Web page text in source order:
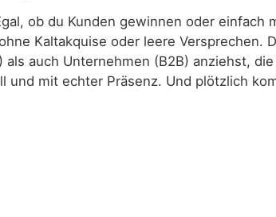
Egal, ob du Kunden gewinnen oder
Kaltakquise oder leere Versprechen.
auch Unternehmen (B2B) anziehst,
mit echter Präsenz. Und plötzlich